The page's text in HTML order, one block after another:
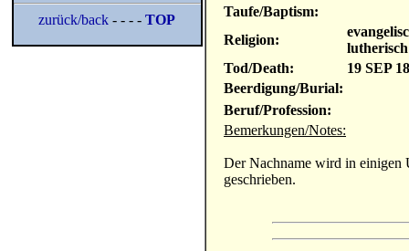
Taufe/Baptism:
Religion:
lutherisch
Tod/Death:
19 SEP
Beerdigung/Burial:
Beruf/Profession:
Bemerkungen/Notes:
Der Nachname wird in einigen
geschrieben.
zurück/back - - - -TOP